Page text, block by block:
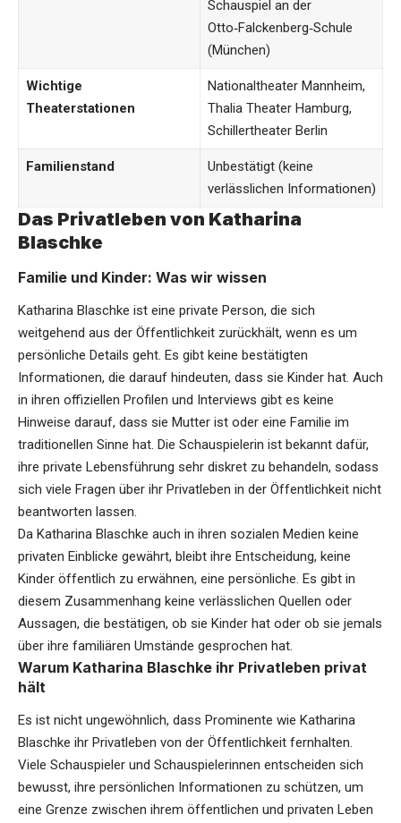
Schauspiel an der
Otto‑Falckenberg‑Schule
(München)
Wichtige
Theaterstationen
Nationaltheater Mannheim,
Thalia Theater Hamburg,
Schillertheater Berlin
Familienstand
Unbestätigt (keine
verlässlichen Informationen)
Das Privatleben von Katharina
Blaschke
Familie und Kinder: Was wir wissen
Katharina Blaschke ist eine private Person, die sich
weitgehend aus der Öffentlichkeit zurückhält, wenn es um
persönliche Details geht. Es gibt keine bestätigten
Informationen, die darauf hindeuten, dass sie Kinder hat. Auch
in ihren offiziellen Profilen und Interviews gibt es keine
Hinweise darauf, dass sie Mutter ist oder eine Familie im
traditionellen Sinne hat. Die Schauspielerin ist bekannt dafür,
ihre private Lebensführung sehr diskret zu behandeln, sodass
sich viele Fragen über ihr Privatleben in der Öffentlichkeit nicht
beantworten lassen.
Da Katharina Blaschke auch in ihren sozialen Medien keine
privaten Einblicke gewährt, bleibt ihre Entscheidung, keine
Kinder öffentlich zu erwähnen, eine persönliche. Es gibt in
diesem Zusammenhang keine verlässlichen Quellen oder
Aussagen, die bestätigen, ob sie Kinder hat oder ob sie jemals
über ihre familiären Umstände gesprochen hat.
Warum Katharina Blaschke ihr Privatleben privat
hält
Es ist nicht ungewöhnlich, dass Prominente wie Katharina
Blaschke ihr Privatleben von der Öffentlichkeit fernhalten.
Viele Schauspieler und Schauspielerinnen entscheiden sich
bewusst, ihre persönlichen Informationen zu schützen, um
eine Grenze zwischen ihrem öffentlichen und privaten Leben